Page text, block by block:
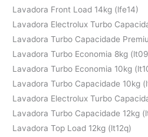
Lavadora Front Load 14kg (lfe14)
Lavadora Electrolux Turbo
Lavadora Turbo Capacidade
Lavadora Turbo Economia 8kg
Lavadora Turbo Economia 10kg
Lavadora Turbo Capacidade 10kg
Lavadora Electrolux Turbo
Lavadora Turbo Capacidade 12kg
Lavadora Top Load 12kg (lt12q)